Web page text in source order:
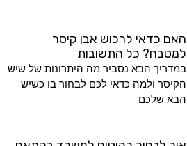
האם כדאי לרכוש אבן קיסר
למטבח? כל התשובות
במדריך הבא נסביר מה היתרונות של שיש
הקיסר ולמה כדאי לכם לבחור בו כשיש
הבא שלכם